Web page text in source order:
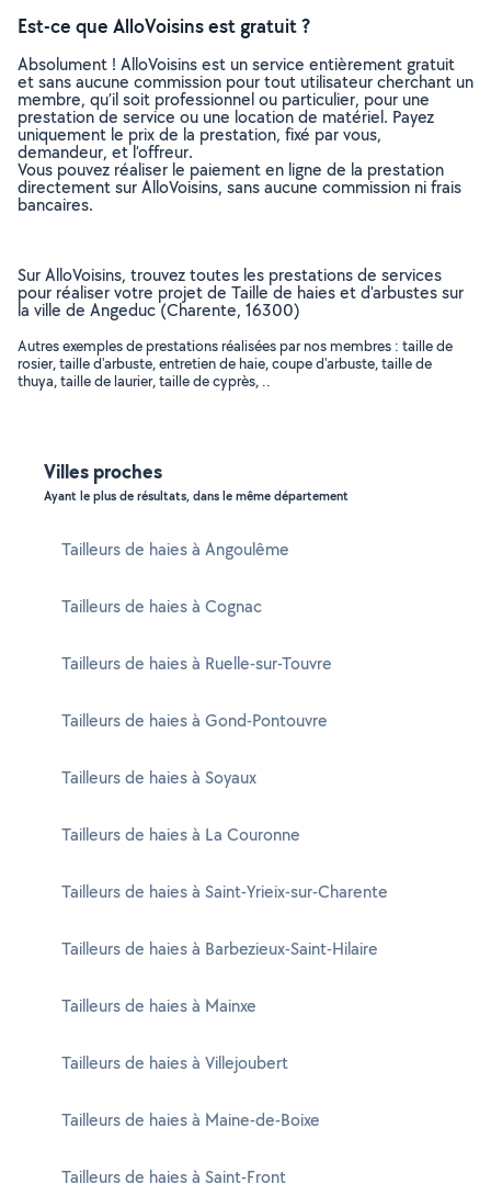
Est-ce que AlloVoisins est gratuit ?
Absolument ! AlloVoisins est un service entièrement gratuit
et sans aucune commission pour tout utilisateur cherchant un
membre, qu’il soit professionnel ou particulier, pour une
prestation de service ou une location de matériel. Payez
uniquement le prix de la prestation, fixé par vous,
demandeur, et l’offreur.
Vous pouvez réaliser le paiement en ligne de la prestation
directement sur AlloVoisins, sans aucune commission ni frais
bancaires.
Sur AlloVoisins, trouvez toutes les prestations de services
pour réaliser votre projet de Taille de haies et d'arbustes sur
la ville de Angeduc (Charente, 16300)
Autres exemples de prestations réalisées par nos membres : taille de
rosier, taille d'arbuste, entretien de haie, coupe d'arbuste, taille de
thuya, taille de laurier, taille de cyprès, ..
Villes proches
Ayant le plus de résultats, dans le même département
Tailleurs de haies à Angoulême
Tailleurs de haies à Cognac
Tailleurs de haies à Ruelle-sur-Touvre
Tailleurs de haies à Gond-Pontouvre
Tailleurs de haies à Soyaux
Tailleurs de haies à La Couronne
Tailleurs de haies à Saint-Yrieix-sur-Charente
Tailleurs de haies à Barbezieux-Saint-Hilaire
Tailleurs de haies à Mainxe
Tailleurs de haies à Villejoubert
Tailleurs de haies à Maine-de-Boixe
Tailleurs de haies à Saint-Front